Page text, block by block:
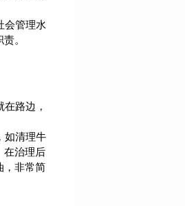
会管理水
。
路边，
如清理牛
在治理后
，非常简